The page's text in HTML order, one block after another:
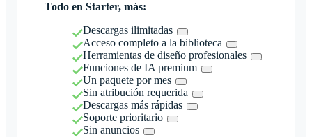
Todo en Starter, más:
Descargas ilimitadas
Acceso completo a la biblioteca
Herramientas de diseño profesionales
Funciones de IA premium
Un paquete por mes
Sin atribución requerida
Descargas más rápidas
Soporte prioritario
Sin anuncios